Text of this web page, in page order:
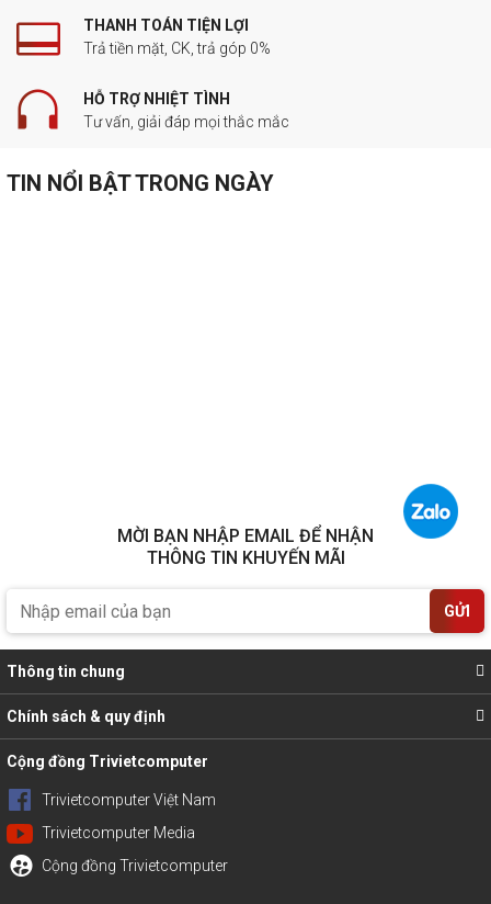
THANH TOÁN TIỆN LỢI
Trả tiền mặt, CK, trả góp 0%
HỖ TRỢ NHIỆT TÌNH
Tư vấn, giải đáp mọi thắc mắc
TIN NỔI BẬT TRONG NGÀY
MỜI BẠN NHẬP EMAIL ĐỂ NHẬN
THÔNG TIN KHUYẾN MÃI
GỬI
Thông tin chung
Chính sách & quy định
Cộng đồng Trivietcomputer
Trivietcomputer Việt Nam
Trivietcomputer Media
Cộng đồng Trivietcomputer